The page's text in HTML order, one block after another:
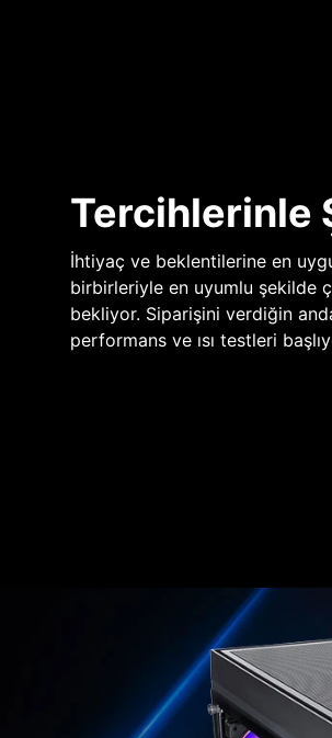
Tercihlerinle
İhtiyaç ve beklentilerine en
birbirleriyle en uyumlu şekilde
bekliyor. Siparişini verdiğin
performans ve ısı testleri